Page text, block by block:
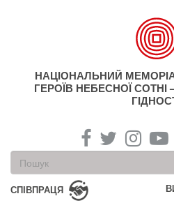
НАЦІОНАЛЬНИЙ
ГЕРОЇВ НЕБЕСНОЇ СОТНІ
Пошукова
форма
Пошук
СПІВПРАЦЯ